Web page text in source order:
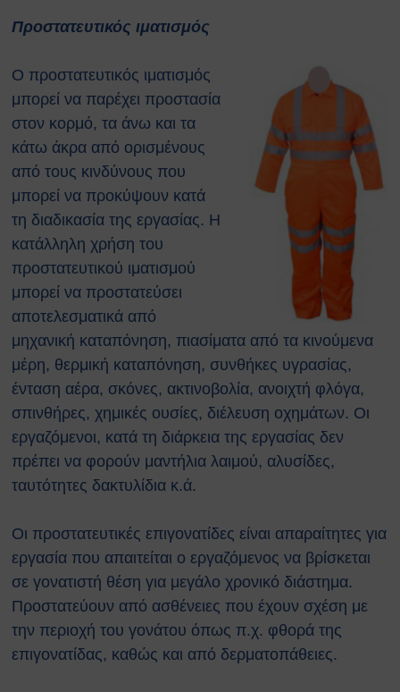
Προστατευτικός ιματισμός
Ο προστατευτικός ιματισμός
μπορεί να παρέχει προστασία
στον κορμό, τα άνω και τα
κάτω άκρα από ορισμένους
από τους κινδύνους που
μπορεί να προκύψουν κατά
τη διαδικασία της εργασίας. Η
κατάλληλη χρήση του
προστατευτικού ιματισμού
μπορεί να προστατεύσει
αποτελεσματικά από
μηχανική καταπόνηση, πιασίματα από τα κινούμενα
μέρη, θερμική καταπόνηση, συνθήκες υγρασίας,
ένταση αέρα, σκόνες, ακτινοβολία, ανοιχτή φλόγα,
σπινθήρες, χημικές ουσίες, διέλευση οχημάτων. Οι
εργαζόμενοι, κατά τη διάρκεια της εργασίας δεν
πρέπει να φορούν μαντήλια λαιμού, αλυσίδες,
ταυτότητες δακτυλίδια κ.ά.
Οι προστατευτικές επιγονατίδες είναι απαραίτητες για
εργασία που απαιτείται ο εργαζόμενος να βρίσκεται
σε γονατιστή θέση για μεγάλο χρονικό διάστημα.
Προστατεύουν από ασθένειες που έχουν σχέση με
την περιοχή του γονάτου όπως π.χ. φθορά της
επιγονατίδας, καθώς και από δερματοπάθειες.